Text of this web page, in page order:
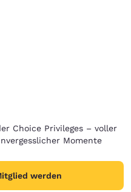
Choice Privileges – voller
Momente
werden